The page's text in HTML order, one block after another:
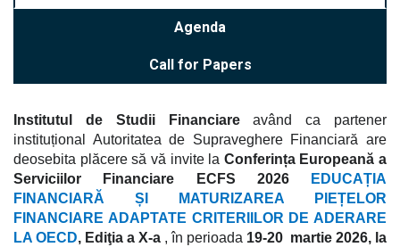
Agenda
Call for Papers
Institutul de Studii Financiareavând ca partener
instituțional Autoritatea de Supraveghere Financiară are
deosebita plăcere să vă invite la Conferința Europeană a
Serviciilor Financiare ECFS 2026
EDUCAȚIA
FINANCIARĂ ȘI MATURIZAREA PIEȚELOR
FINANCIARE ADAPTATE CRITERIILOR DE ADERARE
LA OECD, Ediţia a X-a , în perioada 19-20 martie 2026, la